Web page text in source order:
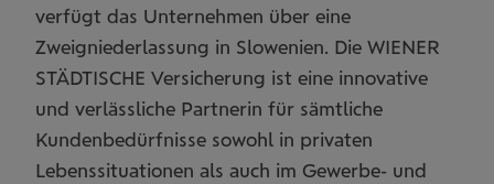
verfügt das Unternehmen über eine
Zweigniederlassung in Slowenien. Die WIENER
STÄDTISCHE Versicherung ist eine innovative
und verlässliche Partnerin für sämtliche
Kundenbedürfnisse sowohl in privaten
Lebenssituationen als auch im Gewerbe- und